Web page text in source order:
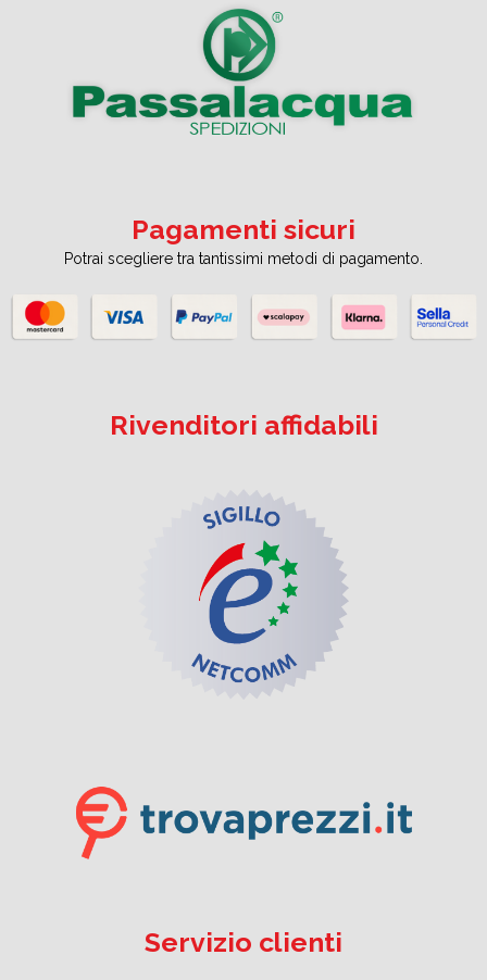
Pagamenti sicuri
Potrai scegliere tra tantissimi metodi di pagamento.
Rivenditori affidabili
Servizio clienti